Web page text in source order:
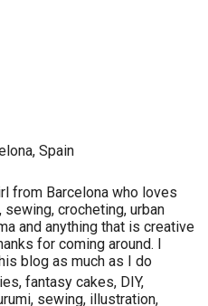
Spain
from Barcelona who loves
sewing, crocheting, urban
and anything that is creative
for coming around. I
blog as much as I do
fantasy cakes, DIY,
sewing, illustration,